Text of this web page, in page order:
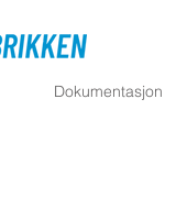
Dokumentasjon